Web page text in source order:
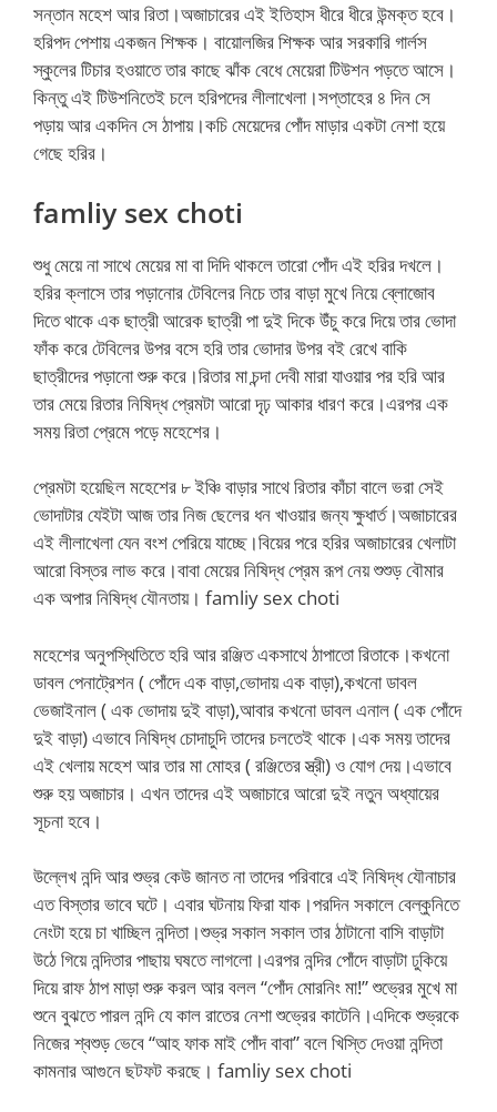
সন্তান মহেশ আর রিতা।অজাচারের এই ইতিহাস ধীরে ধীরে উন্মক্ত হবে।
হরিপদ পেশায় একজন শিক্ষক। বায়োলজির শিক্ষক আর সরকারি গার্লস
স্কুলের টিচার হওয়াতে তার কাছে ঝাঁক বেধে মেয়েরা টিউশন পড়তে আসে।
কিন্তু এই টিউশনিতেই চলে হরিপদের লীলাখেলা।সপ্তাহের ৪ দিন সে
পড়ায় আর একদিন সে ঠাপায়।কচি মেয়েদের পোঁদ মাড়ার একটা নেশা হয়ে
গেছে হরির।
famliy sex choti
শুধু মেয়ে না সাথে মেয়ের মা বা দিদি থাকলে তারো পোঁদ এই হরির দখলে।
হরির ক্লাসে তার পড়ানোর টেবিলের নিচে তার বাড়া মুখে নিয়ে ব্লোজোব
দিতে থাকে এক ছাত্রী আরেক ছাত্রী পা দুই দিকে উঁচু করে দিয়ে তার ভোদা
ফাঁক করে টেবিলের উপর বসে হরি তার ভোদার উপর বই রেখে বাকি
ছাত্রীদের পড়ানো শুরু করে।রিতার মা চন্দা দেবী মারা যাওয়ার পর হরি আর
তার মেয়ে রিতার নিষিদ্ধ প্রেমটা আরো দৃঢ় আকার ধারণ করে।এরপর এক
সময় রিতা প্রেমে পড়ে মহেশের।
প্রেমটা হয়েছিল মহেশের ৮ ইঞ্চি বাড়ার সাথে রিতার কাঁচা বালে ভরা সেই
ভোদাটার যেইটা আজ তার নিজ ছেলের ধন খাওয়ার জন্য ক্ষুধার্ত।অজাচারের
এই লীলাখেলা যেন বংশ পেরিয়ে যাচ্ছে।বিয়ের পরে হরির অজাচারের খেলাটা
আরো বিস্তর লাভ করে।বাবা মেয়ের নিষিদ্ধ প্রেম রূপ নেয় শুশুড় বৌমার
এক অপার নিষিদ্ধ যৌনতায়। famliy sex choti
মহেশের অনুপস্থিতিতে হরি আর রঞ্জিত একসাথে ঠাপাতো রিতাকে।কখনো
ডাবল পেনাট্রেশন ( পোঁদে এক বাড়া,ভোদায় এক বাড়া),কখনো ডাবল
ভেজাইনাল ( এক ভোদায় দুই বাড়া),আবার কখনো ডাবল এনাল ( এক পোঁদে
দুই বাড়া) এভাবে নিষিদ্ধ চোদাচুদি তাদের চলতেই থাকে।এক সময় তাদের
এই খেলায় মহেশ আর তার মা মোহর ( রঞ্জিতের স্ত্রী) ও যোগ দেয়।এভাবে
শুরু হয় অজাচার। এখন তাদের এই অজাচারে আরো দুই নতুন অধ্যায়ের
সূচনা হবে।
উল্লেখ নন্দি আর শুভ্র কেউ জানত না তাদের পরিবারে এই নিষিদ্ধ যৌনাচার
এত বিস্তার ভাবে ঘটে। এবার ঘটনায় ফিরা যাক।পরদিন সকালে বেল্কুনিতে
নেংটা হয়ে চা খাচ্ছিল নন্দিতা।শুভ্র সকাল সকাল তার ঠাটানো বাসি বাড়াটা
উঠে গিয়ে নন্দিতার পাছায় ঘষতে লাগলো।এরপর নন্দির পোঁদে বাড়াটা ঢুকিয়ে
দিয়ে রাফ ঠাপ মাড়া শুরু করল আর বলল “পোঁদ মোরনিং মা!” শুভ্রের মুখে মা
শুনে বুঝতে পারল নন্দি যে কাল রাতের নেশা শুভ্রের কাটেনি।এদিকে শুভ্রকে
নিজের শ্বশুড় ভেবে “আহ ফাক মাই পোঁদ বাবা” বলে খিস্তি দেওয়া নন্দিতা
কামনার আগুনে ছটফট করছে। famliy sex choti